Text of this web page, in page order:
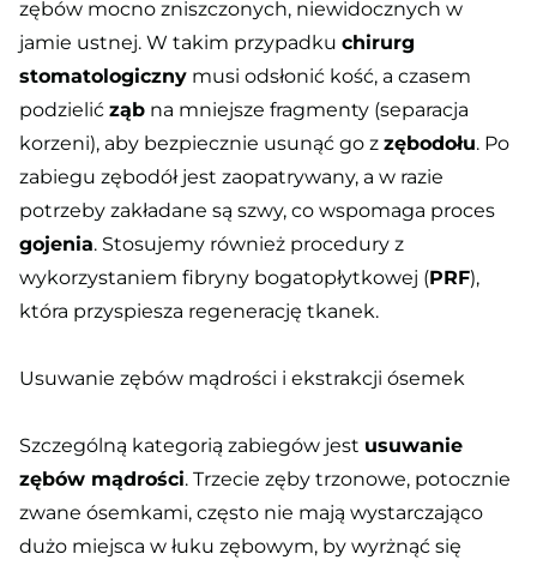
zębów mocno zniszczonych, niewidocznych w
jamie ustnej. W takim przypadku chirurg
stomatologiczny musi odsłonić kość, a czasem
podzielić ząb na mniejsze fragmenty (separacja
korzeni), aby bezpiecznie usunąć go z zębodołu. Po
zabiegu zębodół jest zaopatrywany, a w razie
potrzeby zakładane są szwy, co wspomaga proces
gojenia. Stosujemy również procedury z
wykorzystaniem fibryny bogatopłytkowej (PRF),
która przyspiesza regenerację tkanek.
Usuwanie zębów mądrości i ekstrakcji ósemek
Szczególną kategorią zabiegów jest usuwanie
zębów mądrości. Trzecie zęby trzonowe, potocznie
zwane ósemkami, często nie mają wystarczająco
dużo miejsca w łuku zębowym, by wyrżnąć się